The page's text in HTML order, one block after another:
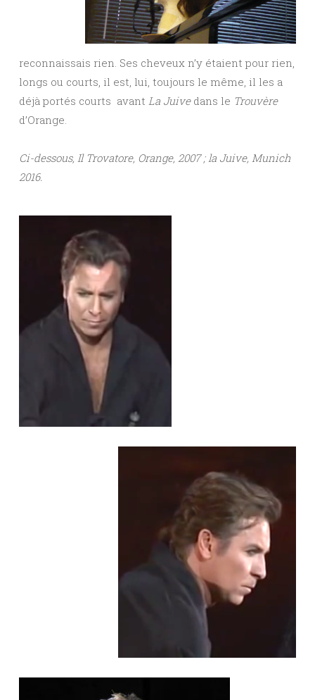
reconnaissais rien. Ses cheveux n’y étaient pour rien,
longs ou courts, il est, lui, toujours le même, il les a
déjà portés courts avant La Juivedans le Trouvère
d’Orange.
Ci-dessous, Il Trovatore, Orange, 2007 ; la Juive, Munich
2016.